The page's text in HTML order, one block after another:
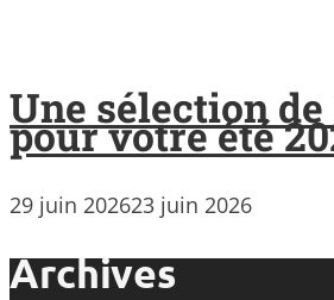
Une sélection de
pour votre été
29 juin 202623 juin 2026
Archives